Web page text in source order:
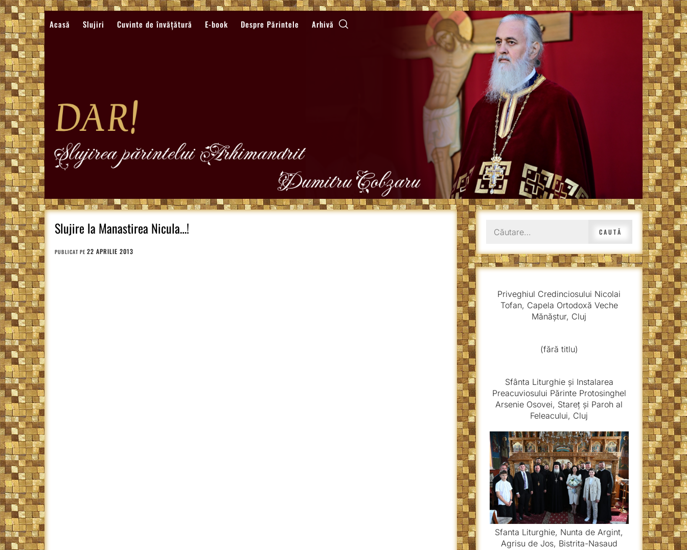
Sari
la
conținut
Acasă Slujiri Cuvinte de învățătură E-book Despre Părintele Arhivă
Slujire la Manastirea Nicula…!
PUBLICAT PE 22 APRILIE 2013
după:
Priveghiul Credinciosului Nicolai
Tofan, Capela Ortodoxă Veche
Mănăștur, Cluj
(fără titlu)
Sfânta Liturghie și Instalarea
Preacuviosului Părinte Protosinghel
Arsenie Osovei, Stareț și Paroh al
Feleacului, Cluj
Sfanta Liturghie, Nunta de Argint,
Agrisu de Jos, Bistrita-Nasaud